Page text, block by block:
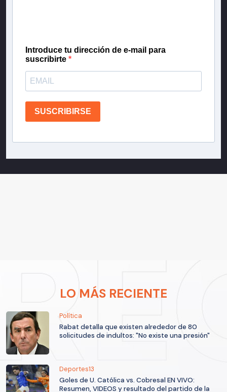
Introduce tu dirección de e-mail para
suscribirte
SUSCRIBIRSE
LO MÁS RECIENTE
Política
Rabat detalla que existen alrededor de 80
solicitudes de indultos: "No existe una presión"
Deportes13
Goles de U. Católica vs. Cobresal EN VIVO:
Resumen, VIDEOS y resultado del partido de la